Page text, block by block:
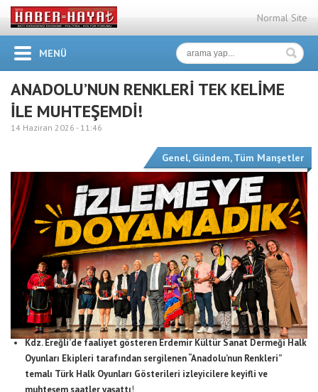
Normal Site
MENÜ
ANADOLU’NUN RENKLERİ TEK KELİME
İLE MUHTEŞEMDİ!
14 Haziran 2026 - 11:46
Genel, Gündem,Tüm Manşetler
Kdz. Ereğli’de faaliyet gösteren Erdemir Kültür Sanat Dermeği Halk
Oyunları Ekipleri tarafından sergilenen “Anadolu’nun Renkleri”
temalı Türk Halk Oyunları Gösterileri izleyicilere keyifli ve